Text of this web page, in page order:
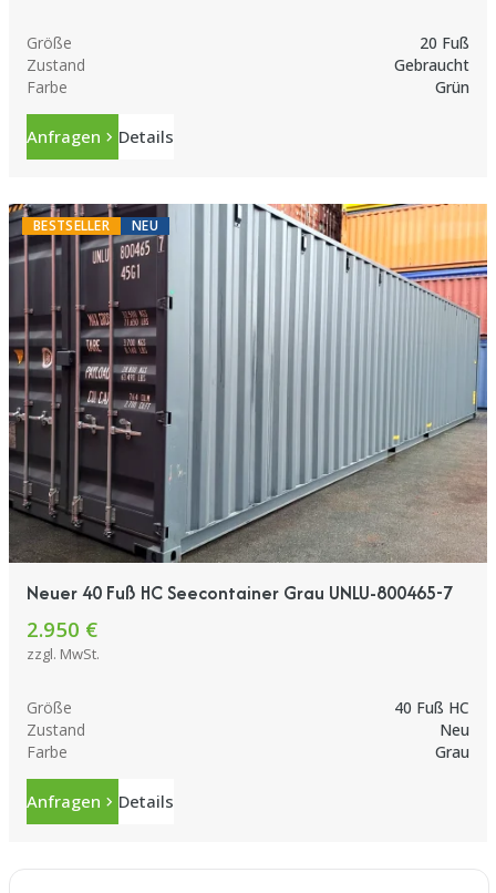
Größe
20 Fuß
Zustand
Gebraucht
Farbe
Grün
Anfragen Details
BESTSELLER NEU
Neuer 40 Fuß HC Seecontainer Grau UNLU-800465-7
2.950 €
zzgl. MwSt.
Größe
40 Fuß HC
Zustand
Neu
Farbe
Grau
Anfragen Details